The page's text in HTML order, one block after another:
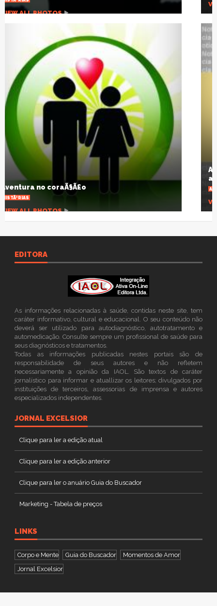
VIEW ALL PHOTOS
A pandemia que desnuda um planeta
agonizante
ARTIGOS
VIEW ALL PHOTOS
EDITORA
As informações relacionadas à saúde, contidas neste site, tem
caráter informativo, cultural e educacional. O seu conteúdo não
deverá ser utilizado para autodiagnóstico, autotratamento e
automedicação. Consulte sempre um profissional de saúde para
seus diagnósticos e tratamentos.
Todas as informações publicadas nestes portais são de
responsabilidade de seus autores e não refletem
necessariamente a opinião da IAOL. São textos de caráter
jornalístico para informar e atuallizar os leitores; divulgados por
instituições de terceiros, assessorias de imprensa e autores
especializados independentes.
JORNAL EXCELSIOR
Clique para ler a edição atual
Clique para ler a edição anterior
Clique para ler o anuário Guia do Buscador
Marketing - Tabela de preços
LINKS
Corpo e Mente Guia do Buscador
Momentos de Amor
Jornal Excelsior